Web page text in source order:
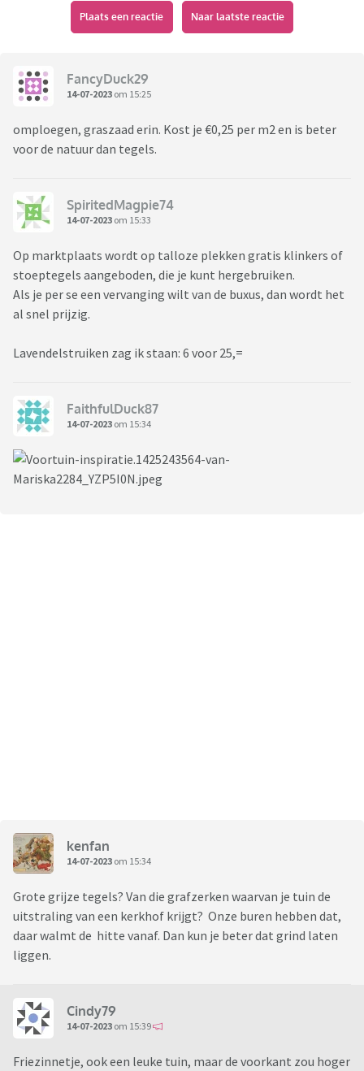
Plaats een reactie Naar laatste reactie
FancyDuck29
14-07-2023 om 15:25
omploegen, graszaad erin. Kost je €0,25 per m2 en is beter
voor de natuur dan tegels.
SpiritedMagpie74
14-07-2023 om 15:33
Op marktplaats wordt op talloze plekken gratis klinkers of
stoeptegels aangeboden, die je kunt hergebruiken.
Als je per se een vervanging wilt van de buxus, dan wordt het
al snel prijzig.
Lavendelstruiken zag ik staan: 6 voor 25,=
FaithfulDuck87
14-07-2023 om 15:34
kenfan
14-07-2023 om 15:34
Grote grijze tegels? Van die grafzerken waarvan je tuin de
uitstraling van een kerkhof krijgt? Onze buren hebben dat,
daar walmt de hitte vanaf. Dan kun je beter dat grind laten
liggen.
Cindy79
14-07-2023 om 15:39
Friezinnetje, ook een leuke tuin, maar de voorkant zou hoger